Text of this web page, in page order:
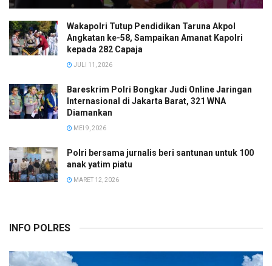
Wakapolri Tutup Pendidikan Taruna Akpol
Angkatan ke-58, Sampaikan Amanat Kapolri
kepada 282 Capaja
JULI 11, 2026
Bareskrim Polri Bongkar Judi Online Jaringan
Internasional di Jakarta Barat, 321 WNA
Diamankan
MEI 9, 2026
Polri bersama jurnalis beri santunan untuk 100
anak yatim piatu
MARET 12, 2026
INFO POLRES